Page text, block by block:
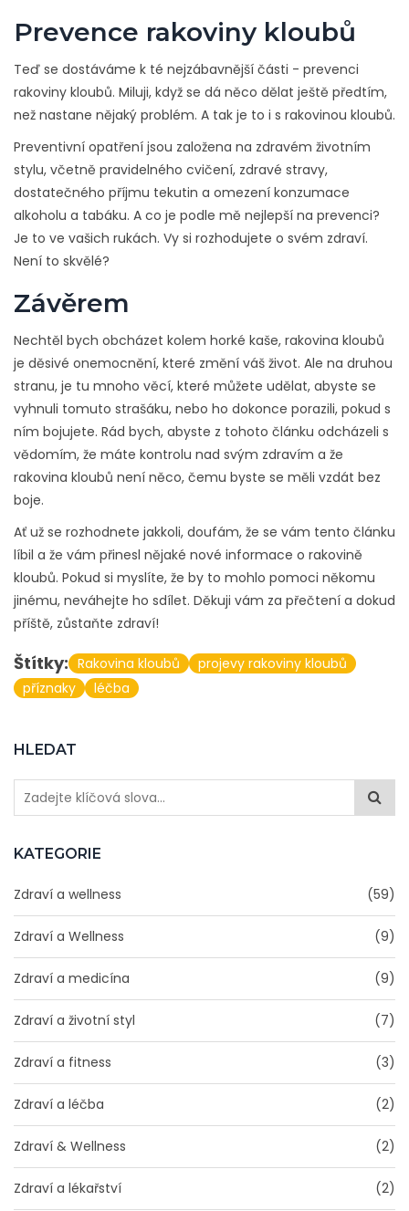
HLEDAT
KATEGORIE
Zdraví a wellness (59)
Zdraví a Wellness (9)
Zdraví a medicína (9)
Zdraví a životní styl (7)
Zdraví a fitness (3)
Zdraví a léčba (2)
Zdraví & Wellness (2)
Zdraví a lékařství (2)
Prevence rakoviny kloubů
Teď se dostáváme k té nejzábavnější části - prevenci
rakoviny kloubů. Miluji, když se dá něco dělat ještě předtím,
než nastane nějaký problém. A tak je to i s rakovinou kloubů.
Preventivní opatření jsou založena na zdravém životním
stylu, včetně pravidelného cvičení, zdravé stravy,
dostatečného příjmu tekutin a omezení konzumace
alkoholu a tabáku. A co je podle mě nejlepší na prevenci?
Je to ve vašich rukách. Vy si rozhodujete o svém zdraví.
Není to skvělé?
Závěrem
Nechtěl bych obcházet kolem horké kaše, rakovina kloubů
je děsivé onemocnění, které změní váš život. Ale na druhou
stranu, je tu mnoho věcí, které můžete udělat, abyste se
vyhnuli tomuto strašáku, nebo ho dokonce porazili, pokud s
ním bojujete. Rád bych, abyste z tohoto článku odcházeli s
vědomím, že máte kontrolu nad svým zdravím a že
rakovina kloubů není něco, čemu byste se měli vzdát bez
boje.
Ať už se rozhodnete jakkoli, doufám, že se vám tento článku
líbil a že vám přinesl nějaké nové informace o rakovině
kloubů. Pokud si myslíte, že by to mohlo pomoci někomu
jinému, neváhejte ho sdílet. Děkuji vám za přečtení a dokud
příště, zůstaňte zdraví!
Štítky: Rakovina kloubů
projevy rakoviny kloubů
příznaky
léčba